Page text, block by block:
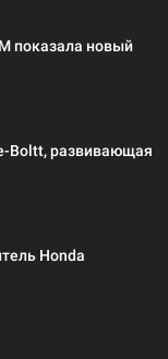
показала новый
Boltt, развивающая
Honda